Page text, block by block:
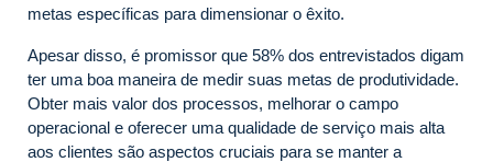
metas específicas para dimensionar o êxito.
Apesar disso, é promissor que 58% dos entrevistados digam
ter uma boa maneira de medir suas metas de produtividade.
Obter mais valor dos processos, melhorar o campo
operacional e oferecer uma qualidade de serviço mais alta
aos clientes são aspectos cruciais para se manter a